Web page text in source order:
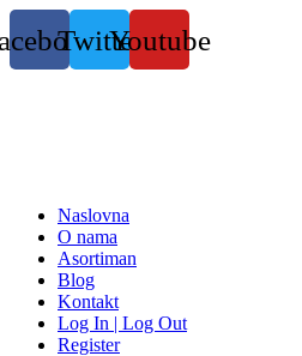
Skočite
na
sadržaj
TwitterYoutube
Naslovna
O nama
Asortiman
Blog
Kontakt
Log In | Log Out
Register